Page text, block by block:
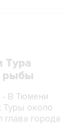
Тура
рыбы
- В Тюмени
Туры около
города